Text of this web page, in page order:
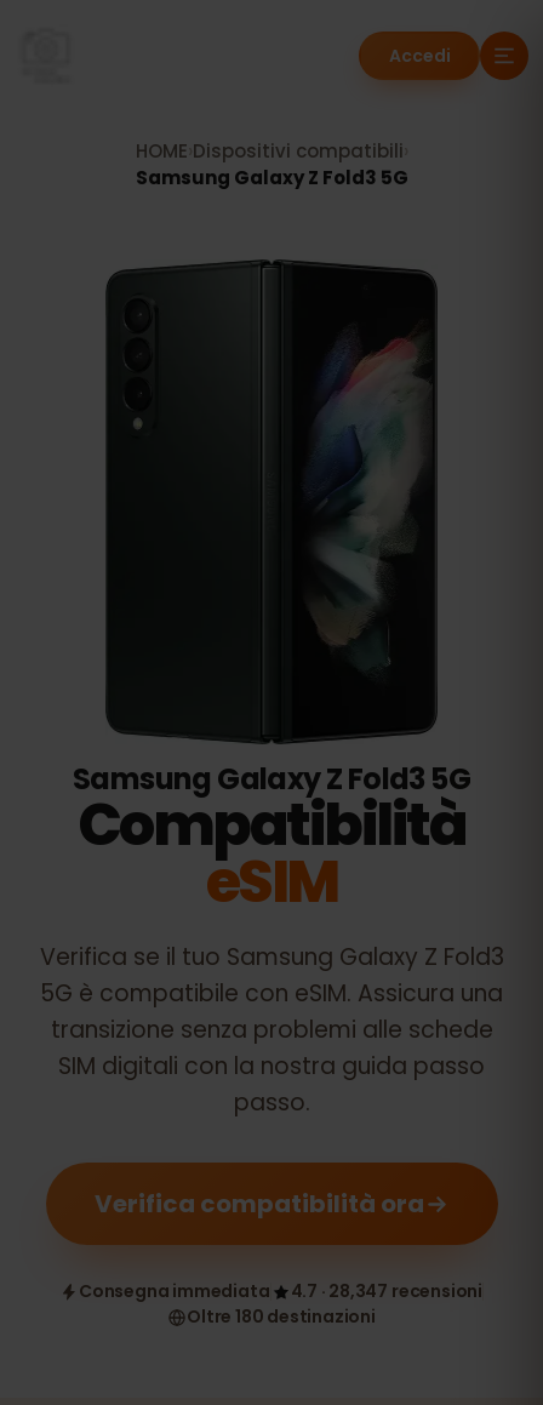
Accedi
HOME Dispositivi compatibili
Samsung Galaxy Z Fold3 5G
Samsung Galaxy Z Fold3 5G
Compatibilità
eSIM
Verifica se il tuo Samsung Galaxy Z Fold3
5G è compatibile con eSIM. Assicura una
transizione senza problemi alle schede
SIM digitali con la nostra guida passo
passo.
Verifica compatibilità ora
Consegna immediata
4.7 · 28,347 recensioni
Oltre 180 destinazioni